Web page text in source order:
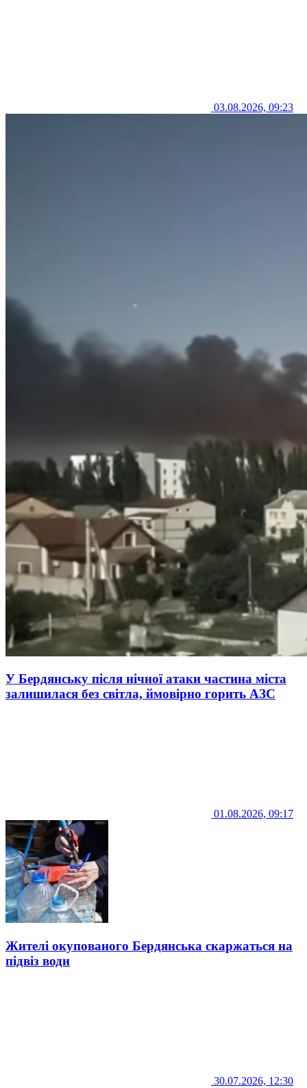
03.08.2026, 09:23
У Бердянську після нічної атаки частина міста
залишилася без світла, ймовірно горить АЗС
01.08.2026, 09:17
Жителі окупованого Бердянська скаржаться на
підвіз води
30.07.2026, 12:30